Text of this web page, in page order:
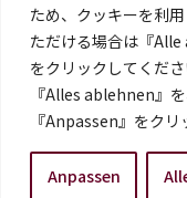
ため、クッキーを利
ただける場合は『
をクリックしてくだ
『Alles ablehnen』
『Anpassen』をクリ
Anpassen
©2014- 2026 DeJaK-
プライバシーポリシー｜